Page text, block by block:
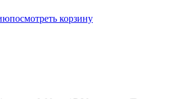
посмотреть корзину